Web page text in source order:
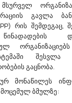
Ბაზრის Კვლევას
პროფესიული
ცენტრის 2
შემოწმების
გავლა
რის შემდეგაც,
გაცნობა.
მონაწილეს
ბმულზე: